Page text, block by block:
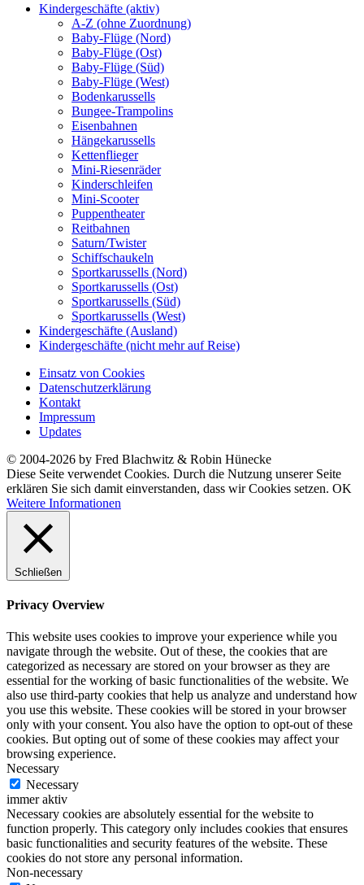
Kindergeschäfte (aktiv)
A-Z (ohne Zuordnung)
Baby-Flüge (Nord)
Baby-Flüge (Ost)
Baby-Flüge (Süd)
Baby-Flüge (West)
Bodenkarussells
Bungee-Trampolins
Eisenbahnen
Hängekarussells
Kettenflieger
Mini-Riesenräder
Kinderschleifen
Mini-Scooter
Puppentheater
Reitbahnen
Saturn/Twister
Schiffschaukeln
Sportkarussells (Nord)
Sportkarussells (Ost)
Sportkarussells (Süd)
Sportkarussells (West)
Kindergeschäfte (Ausland)
Kindergeschäfte (nicht mehr auf Reise)
Einsatz von Cookies
Datenschutzerklärung
Kontakt
Impressum
Updates
© 2004-2026 by Fred Blachwitz & Robin Hünecke
Diese Seite verwendet Cookies. Durch die Nutzung unserer Seite
erklären Sie sich damit einverstanden, dass wir Cookies setzen. OK
Weitere Informationen
Schließen
Privacy Overview
This website uses cookies to improve your experience while you
navigate through the website. Out of these, the cookies that are
categorized as necessary are stored on your browser as they are
essential for the working of basic functionalities of the website. We
also use third-party cookies that help us analyze and understand how
you use this website. These cookies will be stored in your browser
only with your consent. You also have the option to opt-out of these
cookies. But opting out of some of these cookies may affect your
browsing experience.
Necessary
Necessary
immer aktiv
Necessary cookies are absolutely essential for the website to
function properly. This category only includes cookies that ensures
basic functionalities and security features of the website. These
cookies do not store any personal information.
Non-necessary